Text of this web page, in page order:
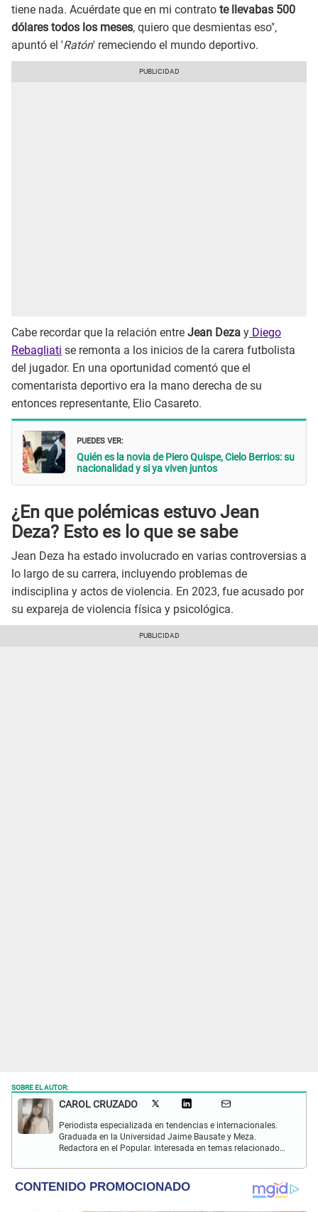
tiene nada. Acuérdate que en mi contrato te llevabas 500
dólares todos los meses, quiero que desmientas eso",
apuntó el 'Ratón' remeciendo el mundo deportivo.
Cabe recordar que la relación entre Jean Deza y Diego
Rebagliati se remonta a los inicios de la carera futbolista
del jugador. En una oportunidad comentó que el
comentarista deportivo era la mano derecha de su
entonces representante, Elio Casareto.
PUEDES VER:
Quién es la novia de Piero Quispe, Cielo Berrios: su
nacionalidad y si ya viven juntos
¿En que polémicas estuvo Jean
Deza? Esto es lo que se sabe
Jean Deza ha estado involucrado en varias controversias a
lo largo de su carrera, incluyendo problemas de
indisciplina y actos de violencia. En 2023, fue acusado por
su expareja de violencia física y psicológica.
SOBRE EL AUTOR:
CAROL CRUZADO
Periodista especializada en tendencias e internacionales.
Graduada en la Universidad Jaime Bausate y Meza.
Redactora en el Popular. Interesada en temas relacionados
comunidades nativas y apoyo social.